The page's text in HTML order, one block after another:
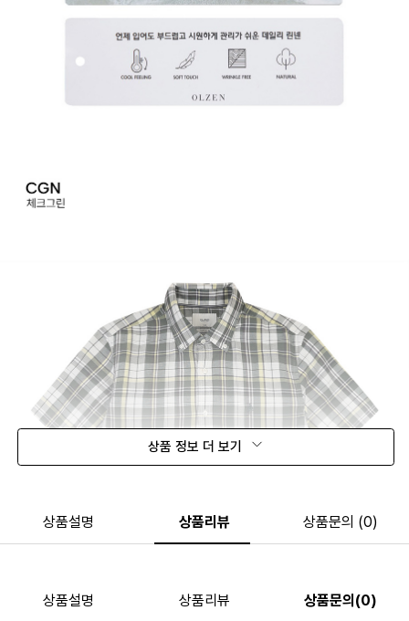
상품 정보 더 보기
상품설명 상품리뷰 상품문의 (0)
상품설명 상품리뷰 상품문의(0)